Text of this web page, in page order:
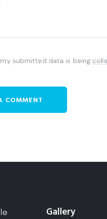
submitted data is being
Gallery